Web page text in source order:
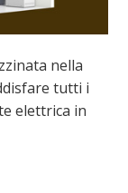
nella
tutti i
elettrica in